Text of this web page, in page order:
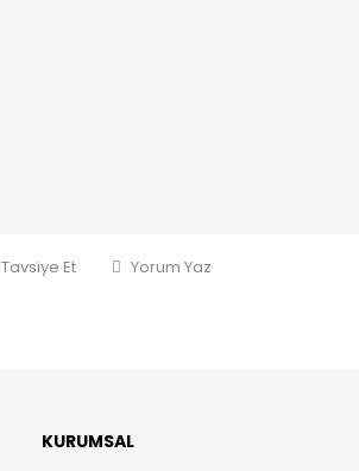
Tavsiye Et Yorum Yaz
KURUMSAL